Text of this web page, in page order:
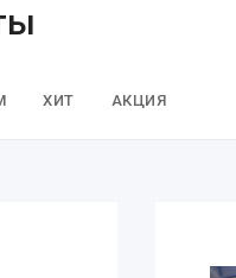
ХИТ АКЦИЯ